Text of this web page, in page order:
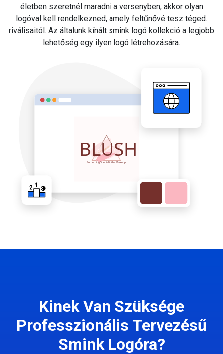
életben szeretnél maradni a versenyben, akkor olyan
logóval kell rendelkezned, amely feltűnővé tesz téged.
riválisaitól. Az általunk kínált smink logó kollekció a legjobb
lehetőség egy ilyen logó létrehozására.
Kinek Van Szüksége
Professzionális Tervezésű
Smink Logóra?